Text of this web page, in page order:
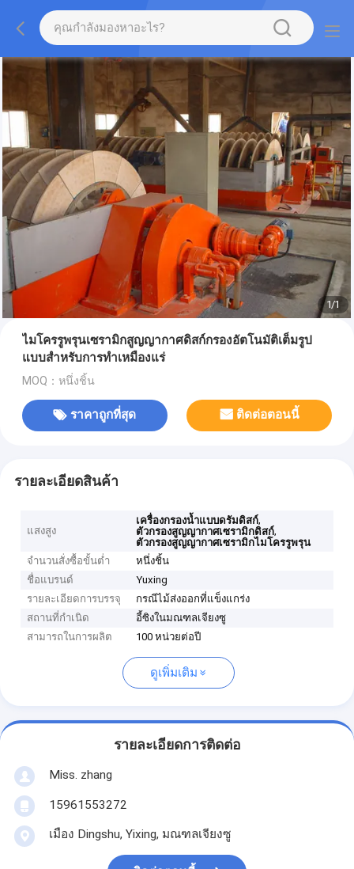
1/1
ไมโครรูพรุนเซรามิกสูญญากาศดิสก์กรองอัตโนมัติเต็มรูป
แบบสำหรับการทำเหมืองแร่
MOQ：หนึ่งชิ้น
ราคาถูกที่สุด ติดต่อตอนนี้
รายละเอียดสินค้า
แสงสูง
เครื่องกรองน้ำแบบดรัมดิสก์,
ตัวกรองสูญญากาศเซรามิกดิสก์,
ตัวกรองสูญญากาศเซรามิกไมโครรูพรุน
จำนวนสั่งซื้อขั้นต่ำ
หนึ่งชิ้น
ชื่อแบรนด์
Yuxing
รายละเอียดการบรรจุ
กรณีไม้ส่งออกที่แข็งแกร่ง
สถานที่กำเนิด
อี้ซิงในมณฑลเจียงซู
สามารถในการผลิต
100 หน่วยต่อปี
ดูเพิ่มเติม
รายละเอียดการติดต่อ
Miss. zhang
15961553272
เมือง Dingshu, Yixing, มณฑลเจียงซู